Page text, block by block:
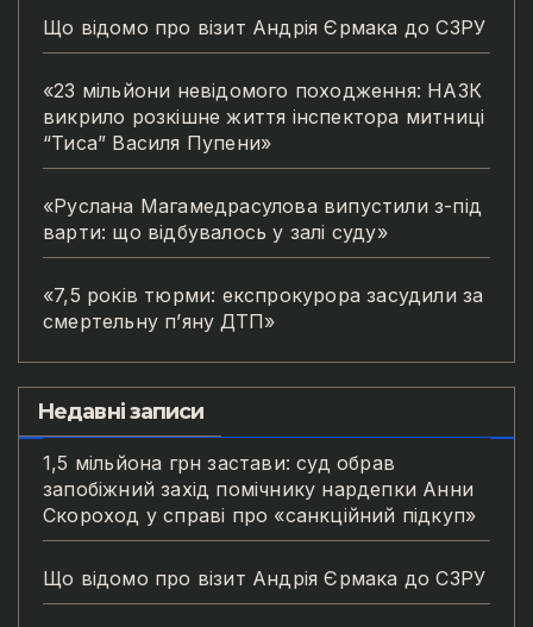
Що відомо про візит Андрія Єрмака до СЗРУ
«23 мільйони невідомого походження: НАЗК
викрило розкішне життя інспектора митниці
“Тиса” Василя Пупени»
«Руслана Магамедрасулова випустили з-під
варти: що відбувалось у залі суду»
«7,5 років тюрми: експрокурора засудили за
смертельну п’яну ДТП»
Недавні записи
1,5 мільйона грн застави: суд обрав
запобіжний захід помічнику нардепки Анни
Скороход у справі про «санкційний підкуп»
Що відомо про візит Андрія Єрмака до СЗРУ